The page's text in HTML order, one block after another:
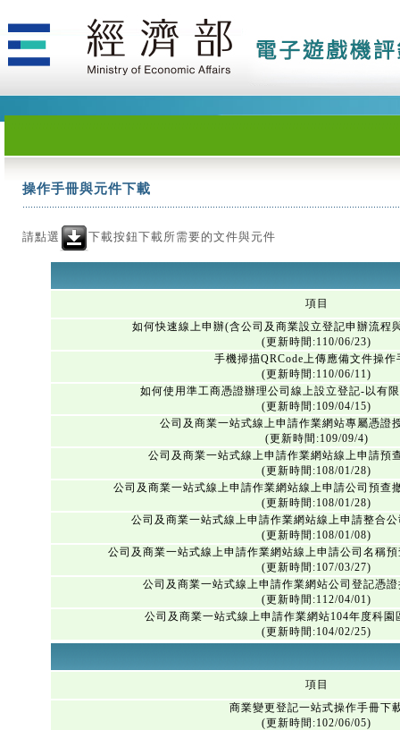
操作手冊與元件下載
請點選 下載按鈕下載所需要的文件與元件
項目
如何快速線上申辦(含公司及商業設立登記申辦流程
(更新時間:110/06/23)
手機掃描QRCode上傳應備文件操作
(更新時間:110/06/11)
如何使用準工商憑證辦理公司線上設立登記-以有
(更新時間:109/04/15)
公司及商業一站式線上申請作業網站專屬憑證
(更新時間:109/09/4)
公司及商業一站式線上申請作業網站線上申請預
(更新時間:108/01/28)
公司及商業一站式線上申請作業網站線上申請公司預查
(更新時間:108/01/28)
公司及商業一站式線上申請作業網站線上申請整合
(更新時間:108/01/08)
公司及商業一站式線上申請作業網站線上申請公司名稱
(更新時間:107/03/27)
公司及商業一站式線上申請作業網站公司登記憑
(更新時間:112/04/01)
公司及商業一站式線上申請作業網站104年度科園
(更新時間:104/02/25)
項目
商業變更登記一站式操作手冊下
(更新時間:102/06/05)